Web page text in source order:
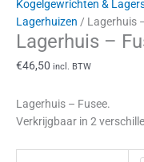
Kogelgewrichten &
Lagerhuizen / Lagerhuis
Lagerhuis –
€46,50 incl. BTW
Lagerhuis – Fusee.
Verkrijgbaar in 2